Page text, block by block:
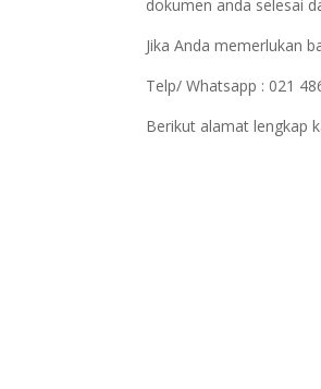
dokumen anda selesai
Jika Anda memerlukan
Telp/ Whatsapp : 021
Berikut alamat lengkap